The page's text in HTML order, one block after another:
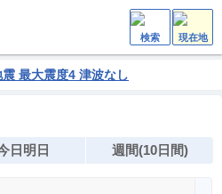
検索 現在地
最大震度4 津波なし
日明日 週間(10日間)